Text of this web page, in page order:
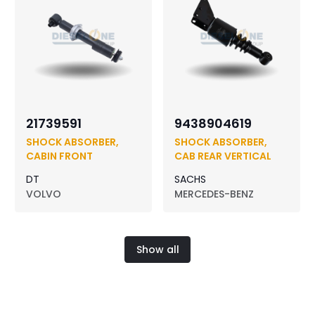
21739591
SHOCK ABSORBER,
CABIN FRONT
DT
VOLVO
9438904619
SHOCK ABSORBER,
CAB REAR VERTICAL
SACHS
MERCEDES-BENZ
Show all